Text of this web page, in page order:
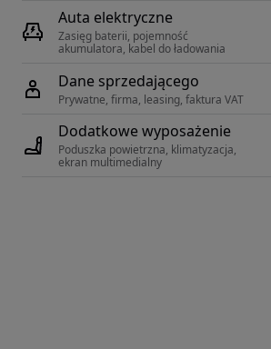
Auta elektryczne
Zasięg baterii, pojemność
akumulatora, kabel do ładowania
Dane sprzedającego
Prywatne, firma, leasing, faktura VAT
Dodatkowe wyposażenie
Poduszka powietrzna, klimatyzacja,
ekran multimedialny